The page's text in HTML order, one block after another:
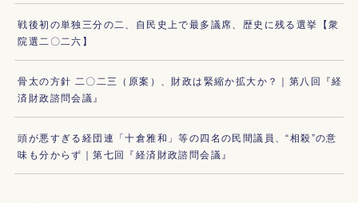
戦後初の単独三分の二、自民史上で最多議席、歴史に残る選挙【衆
院選二〇二六】
骨太の方針 二〇二三（原案）、財政は緊縮か拡大か？｜第八回『経
済財政諮問会議』
頭が悪すぎる経団連「十倉雅和」等の四名の民間議員、“相殺”の意
味も分からず｜第七回『経済財政諮問会議』